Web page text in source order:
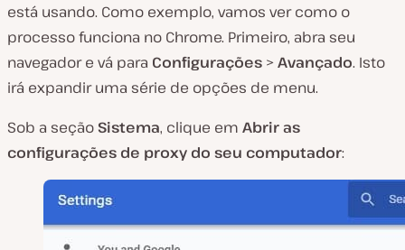
está usando. Como exemplo, vamos ver como o
processo funciona no Chrome. Primeiro, abra seu
navegador e vá para Configurações >Avançado. Isto
irá expandir uma série de opções de menu.
Sob a seção Sistema, clique em Abrir as
configurações de proxy do seu computador: